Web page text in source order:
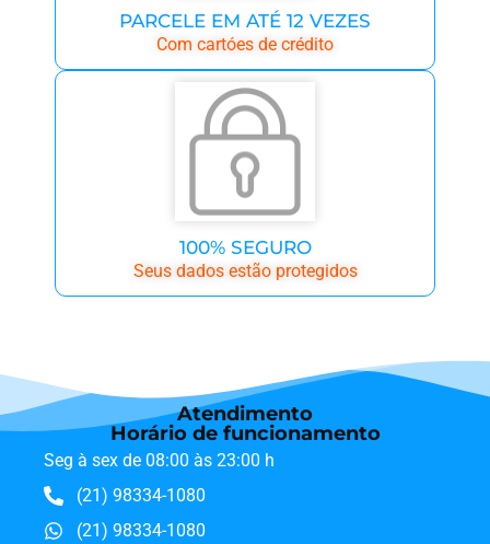
PARCELE EM ATÉ 12 VEZES
Com cartóes de crédito
100% SEGURO
Seus dados estão protegidos
Atendimento
Horário de funcionamento
Seg à sex de 08:00 às 23:00 h
(21) 98334-1080
(21) 98334-1080